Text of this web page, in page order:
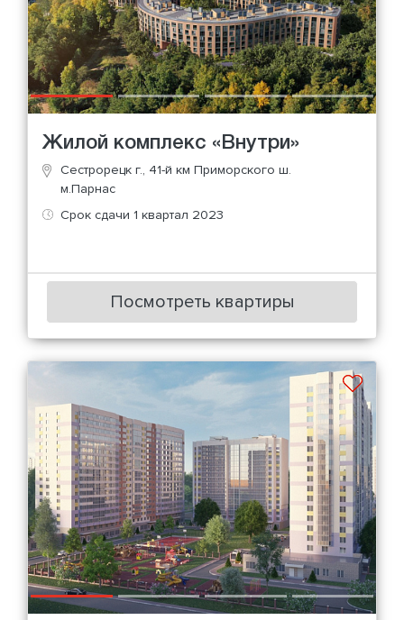
Жилой комплекс «Внутри»
Сестрорецк г., 41-й км Приморского ш.
м.Парнас
Срок сдачи 1 квартал 2023
Посмотреть квартиры